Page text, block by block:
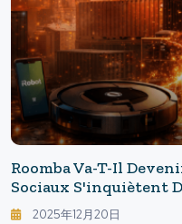
Roomba Va-T-Il
Sociaux S'inquiètent
L'avenir Des Maisons
2025年12月20日